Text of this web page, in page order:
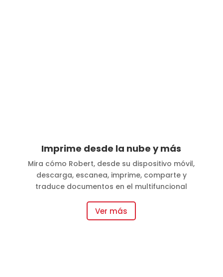
Imprime desde la nube y más
Mira cómo Robert, desde su dispositivo móvil,
descarga, escanea, imprime, comparte y
traduce documentos en el multifuncional
Ver más